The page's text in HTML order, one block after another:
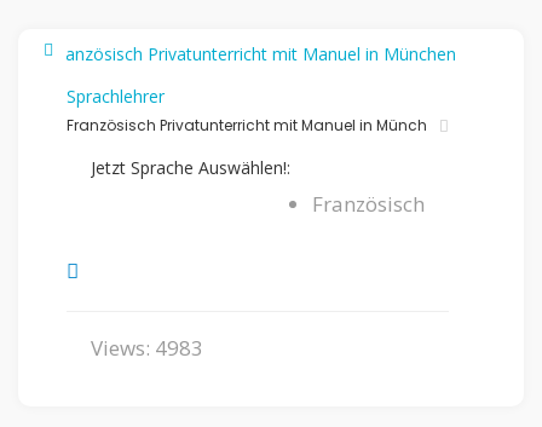
Sprachlehrer
Französisch Privatunterricht mit Manuel in Münch
Jetzt Sprache Auswählen!:
Französisch
Views: 4983